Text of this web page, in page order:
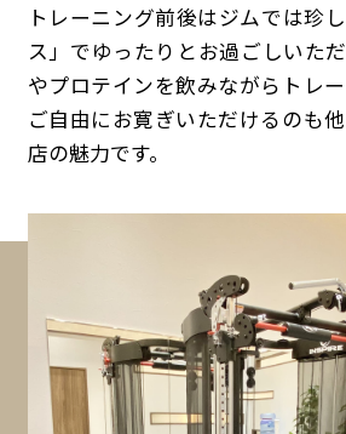
トレーニング前後はジムでは珍
ス」でゆったりとお過ごしいた
やプロテインを飲みながらトレー
ご自由にお寛ぎいただけるのも
店の魅力です。